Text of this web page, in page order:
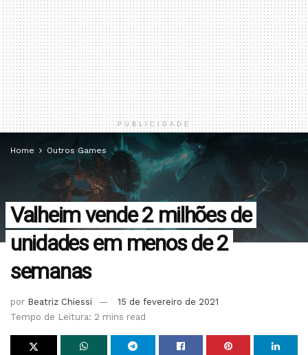
PUBLICIDADE
Home Outros Games
Valheim vende 2 milhões de
unidades em menos de 2
semanas
por Beatriz Chiessi
15 de fevereiro de 2021
Tempo de Leitura: 2 mins read